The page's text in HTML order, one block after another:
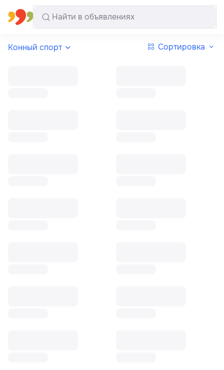
Все регионы Русский
Конный спорт Сортировка